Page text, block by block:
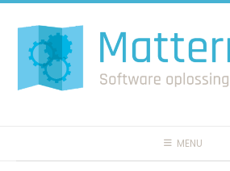
naar
inhoud
MENU